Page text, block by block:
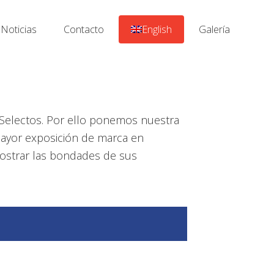
Noticias Contacto English Galería
Por ello ponemos nuestra
exposición de marca en
las bondades de sus